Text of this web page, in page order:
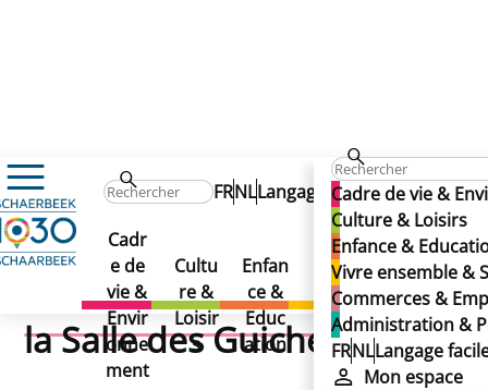
Cadre de vie &
Culture & Loisirs
Enfance &
Vivre ensemble &
Commerces &
Administration &
FRNLLangage
Mon espace
FRNLLangage facile
Mon
Cadr
e de
vie &
Envir
onne
ment
Cultu
re &
Loisir
s
Enfan
ce &
Educ
ation
Vivre
ense
mble
&
Solid
arité
Com
merc
es &
Empl
oi
&
que
Actualités
Un artiste schaerbeekois révèle son univers dans la
Un artiste schaerbeekois
révèle son univers dans
la Salle des Guichets
Un artiste schaerbeekois
révèle son univers dans la
Salle des Guichets